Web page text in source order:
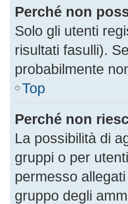
Perché non
Solo gli utenti
risultati fasulli).
probabilmente
Top
Perché non
La possibilità di
gruppi o per
permesso
gruppo degli